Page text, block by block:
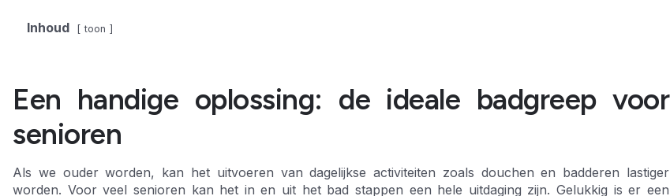
Inhoud toon
Een handige oplossing: de ideale badgreep voor
senioren
Als we ouder worden, kan het uitvoeren van dagelijkse activiteiten zoals douchen en badderen lastiger
worden. Voor veel senioren kan het in en uit het bad stappen een hele uitdaging zijn. Gelukkig is er een